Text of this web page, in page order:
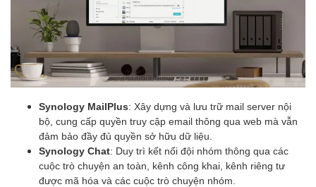
Synology MailPlus: Xây dựng và lưu trữ mail server nội
bộ, cung cấp quyền truy cập email thông qua web mà vẫn
đảm bảo đầy đủ quyền sở hữu dữ liệu.
Synology Chat: Duy trì kết nối đội nhóm thông qua các
cuộc trò chuyện an toàn, kênh công khai, kênh riêng tư
được mã hóa và các cuộc trò chuyện nhóm.